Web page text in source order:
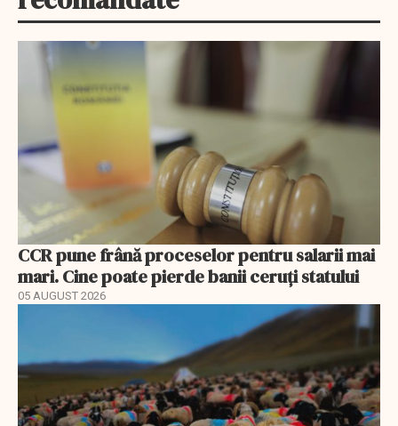
CCR pune frână proceselor pentru salarii mai
mari. Cine poate pierde banii ceruți statului
05 AUGUST 2026